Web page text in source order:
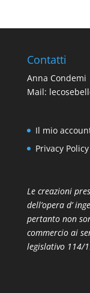
Contatti
Anna Condemi
Mail:
Il mio
Privacy Policy
Le creazioni
dell’opera d’
pertanto non
commercio ai
legislativo 114/